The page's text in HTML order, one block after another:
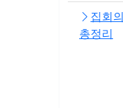
집회
총정리